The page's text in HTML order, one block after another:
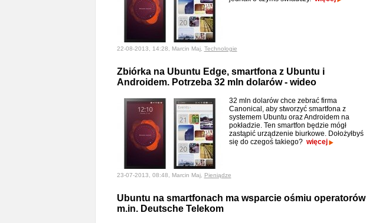
22-08-2013, 14:28, Marcin Maj, Technologie
Zbiórka na Ubuntu Edge, smartfona z Ubuntu i
Androidem. Potrzeba 32 mln dolarów - wideo
32 mln dolarów chce zebrać firma
Canonical, aby stworzyć smartfona z
systemem Ubuntu oraz Androidem na
pokładzie. Ten smartfon będzie mógł
zastąpić urządzenie biurkowe. Dołożyłbyś
się do czegoś takiego? więcej
23-07-2013, 08:48, Marcin Maj, Pieniądze
Ubuntu na smartfonach ma wsparcie ośmiu operatorów
m.in. Deutsche Telekom